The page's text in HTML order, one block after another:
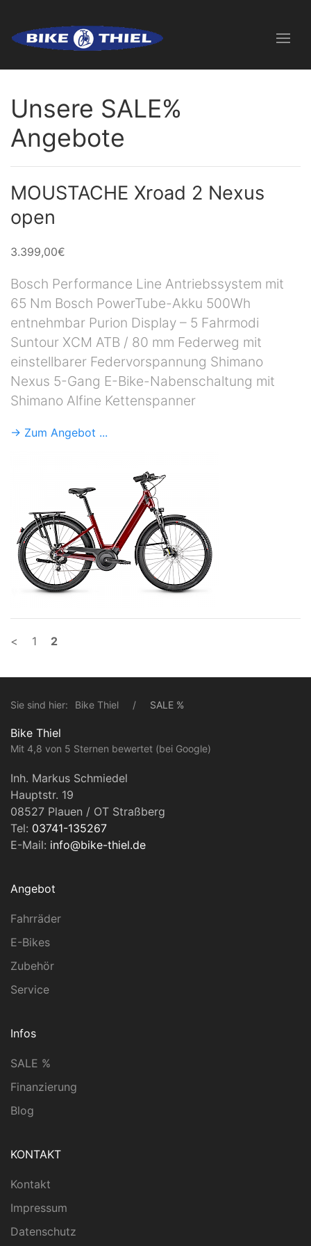
Unsere SALE%
Angebote
MOUSTACHE Xroad 2 Nexus
open
3.399,00€
Bosch Performance Line Antriebssystem mit
65 Nm Bosch PowerTube-Akku 500Wh
entnehmbar Purion Display – 5 Fahrmodi
Suntour XCM ATB / 80 mm Federweg mit
einstellbarer Federvorspannung Shimano
Nexus 5-Gang E-Bike-Nabenschaltung mit
Shimano Alfine Kettenspanner
→ Zum Angebot ...
< 1 2
Sie sind hier: Bike Thiel SALE %
Bike Thiel
Mit 4,8 von 5 Sternen bewertet (bei Google)
Inh. Markus Schmiedel
Hauptstr. 19
08527 Plauen / OT Straßberg
Tel: 03741-135267
E-Mail: info@bike-thiel.de
Angebot
Fahrräder
E-Bikes
Zubehör
Service
Infos
SALE %
Finanzierung
Blog
KONTAKT
Kontakt
Impressum
Datenschutz